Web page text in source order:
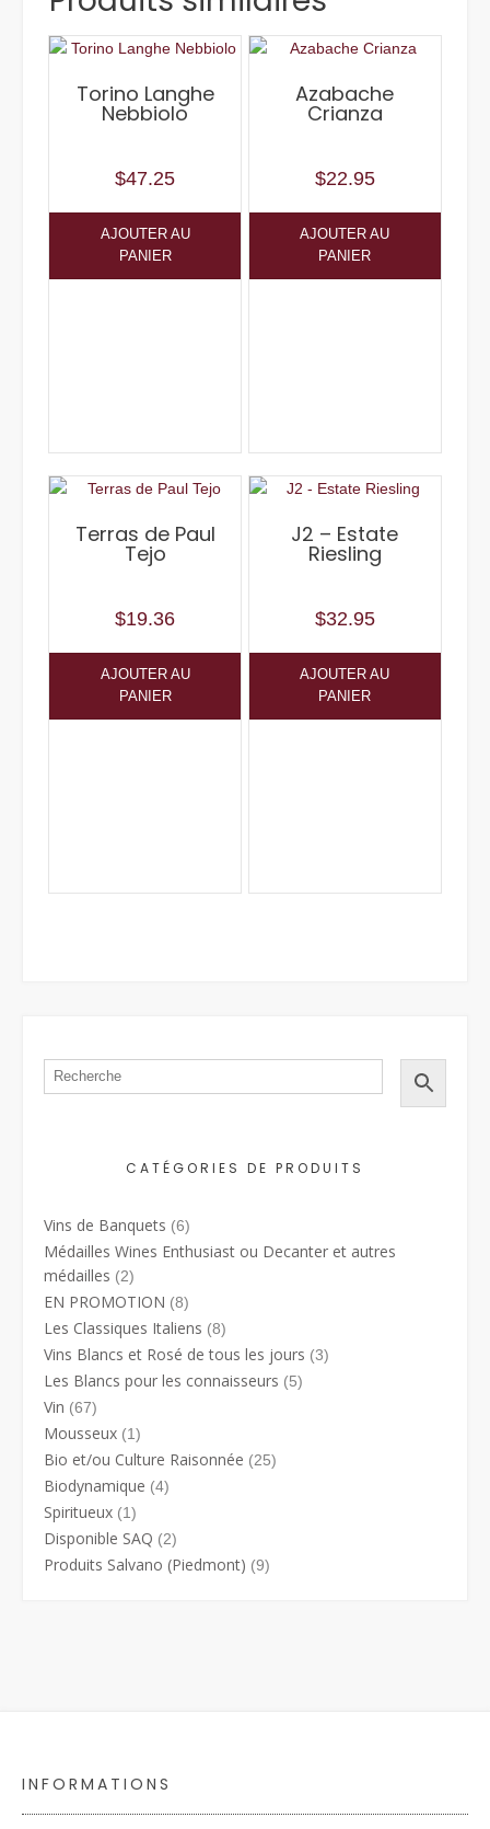
Torino Langhe
Nebbiolo
$47.25
AJOUTER AU
PANIER
Azabache
Crianza
$22.95
AJOUTER AU
PANIER
Terras de Paul
Tejo
$19.36
AJOUTER AU
PANIER
J2 – Estate
Riesling
$32.95
AJOUTER AU
PANIER
CATÉGORIES DE PRODUITS
Vins de Banquets (6)
Médailles Wines Enthusiast ou Decanter et autres
médailles (2)
EN PROMOTION (8)
Les Classiques Italiens (8)
Vins Blancs et Rosé de tous les jours (3)
Les Blancs pour les connaisseurs (5)
Vin (67)
Mousseux (1)
Bio et/ou Culture Raisonnée (25)
Biodynamique (4)
Spiritueux (1)
Disponible SAQ (2)
Produits Salvano (Piedmont) (9)
INFORMATIONS